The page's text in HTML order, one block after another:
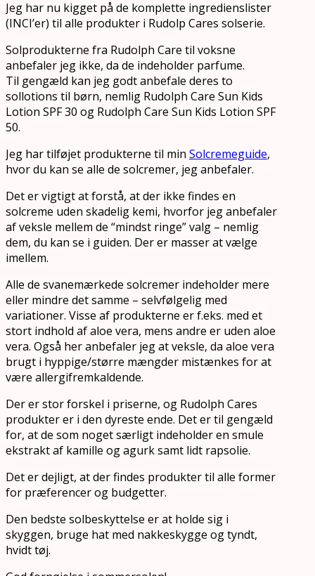
Jeg har nu kigget på de komplette ingredienslister
(INCI’er) til alle produkter i Rudolp Cares solserie.
Solprodukterne fra Rudolph Care til voksne
anbefaler jeg ikke, da de indeholder parfume.
Til gengæld kan jeg godt anbefale deres to
sollotions til børn, nemlig Rudolph Care Sun Kids
Lotion SPF 30 og Rudolph Care Sun Kids Lotion SPF
50.
Jeg har tilføjet produkterne til min Solcremeguide,
hvor du kan se alle de solcremer, jeg anbefaler.
Det er vigtigt at forstå, at der ikke findes en
solcreme uden skadelig kemi, hvorfor jeg anbefaler
af veksle mellem de “mindst ringe” valg – nemlig
dem, du kan se i guiden. Der er masser at vælge
imellem.
Alle de svanemærkede solcremer indeholder mere
eller mindre det samme – selvfølgelig med
variationer. Visse af produkterne er f.eks. med et
stort indhold af aloe vera, mens andre er uden aloe
vera. Også her anbefaler jeg at veksle, da aloe vera
brugt i hyppige/større mængder mistænkes for at
være allergifremkaldende.
Der er stor forskel i priserne, og Rudolph Cares
produkter er i den dyreste ende. Det er til gengæld
for, at de som noget særligt indeholder en smule
ekstrakt af kamille og agurk samt lidt rapsolie.
Det er dejligt, at der findes produkter til alle former
for præferencer og budgetter.
Den bedste solbeskyttelse er at holde sig i
skyggen, bruge hat med nakkeskygge og tyndt,
hvidt tøj.